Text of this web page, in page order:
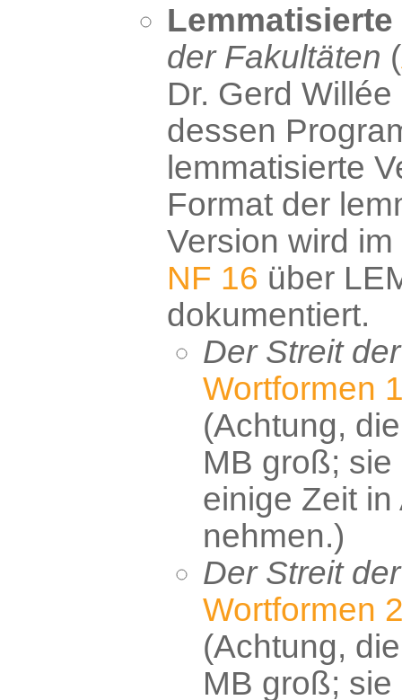
Lemmatisierte
der Fakultäten (
Dr. Gerd
dessen
lemmatisierte
Format der
Version wird im
NF 16 über
dokumentiert.
Der Streit
Wortformen
(Achtung,
MB groß;
einige Zeit
nehmen.)
Der Streit
Wortformen
(Achtung,
MB groß;